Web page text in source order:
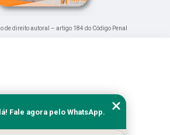
direito autoral – artigo 184 do Código Penal
Fale agora pelo WhatsApp.